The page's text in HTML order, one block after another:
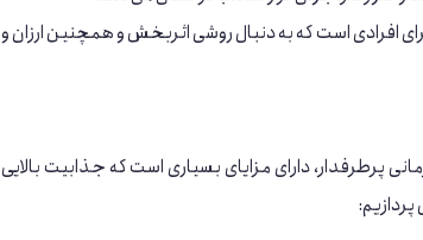
افرادی است که به دنبال روشی اثربخش و همچنین ارزان و
پرطرفدار، دارای مزایای بسیاری است که جذابیت بالایی
پردازیم: